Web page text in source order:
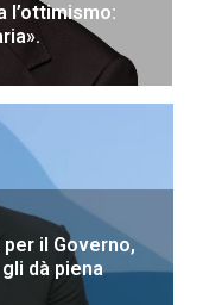
l’ottimismo:
il Governo,
dà piena